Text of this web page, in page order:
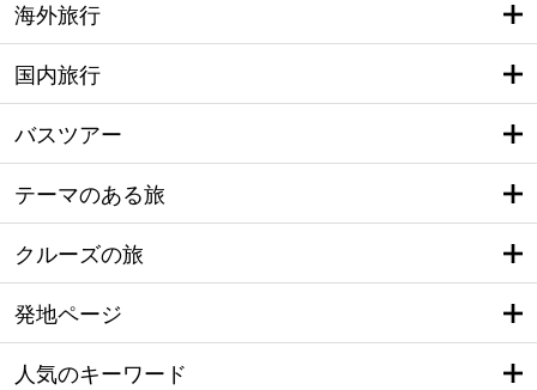
海外旅行
国内旅行
バスツアー
テーマのある旅
クルーズの旅
発地ページ
人気のキーワード